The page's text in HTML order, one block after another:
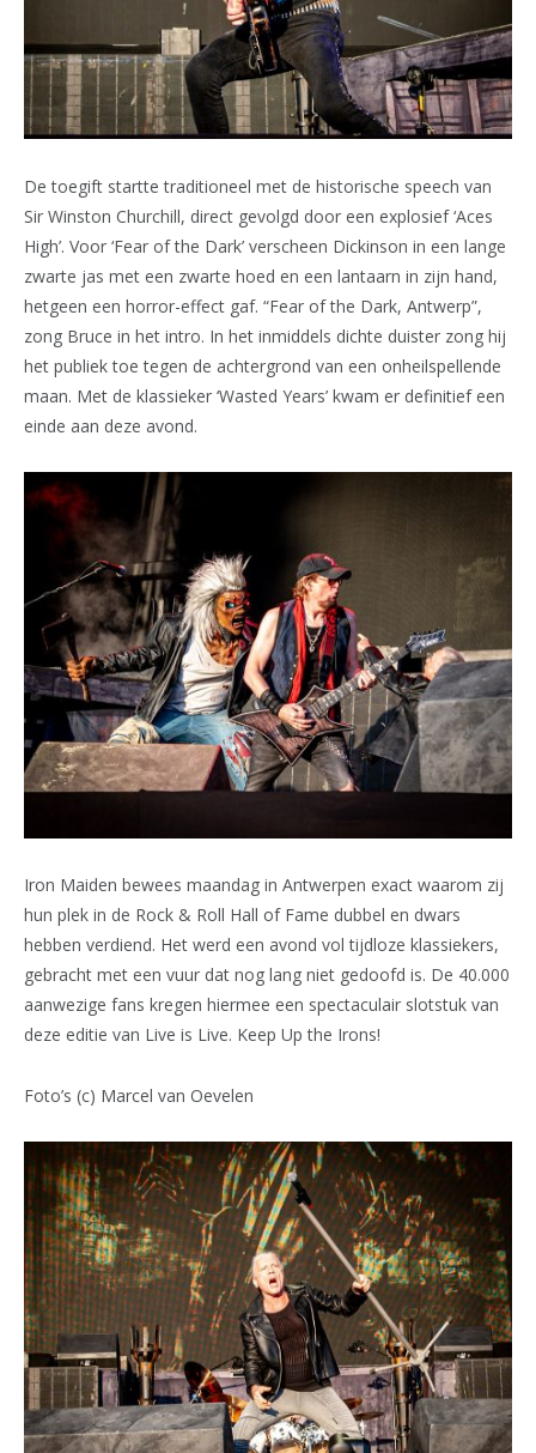
De toegift startte traditioneel met de historische speech van
Sir Winston Churchill, direct gevolgd door een explosief ‘Aces
High’. Voor ‘Fear of the Dark’ verscheen Dickinson in een lange
zwarte jas met een zwarte hoed en een lantaarn in zijn hand,
hetgeen een horror-effect gaf. “Fear of the Dark, Antwerp”,
zong Bruce in het intro. In het inmiddels dichte duister zong hij
het publiek toe tegen de achtergrond van een onheilspellende
maan. Met de klassieker ‘Wasted Years’ kwam er definitief een
einde aan deze avond.
Iron Maiden bewees maandag in Antwerpen exact waarom zij
hun plek in de Rock & Roll Hall of Fame dubbel en dwars
hebben verdiend. Het werd een avond vol tijdloze klassiekers,
gebracht met een vuur dat nog lang niet gedoofd is. De 40.000
aanwezige fans kregen hiermee een spectaculair slotstuk van
deze editie van Live is Live. Keep Up the Irons!
Foto’s (c) Marcel van Oevelen